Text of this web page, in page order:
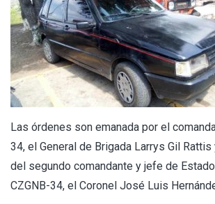
Las órdenes son emanada por el
34, el General de Brigada Larrys Gil
del segundo comandante y jefe de
CZGNB-34, el Coronel José Luis